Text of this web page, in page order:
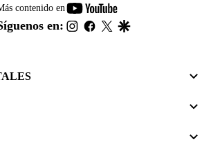
contenido en
youtube-
footer
en: instagram
facebook
twitter